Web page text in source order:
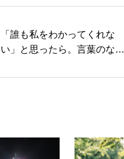
「誰も私をわかってくれな
い」と思ったら。言葉のない
すリセット術